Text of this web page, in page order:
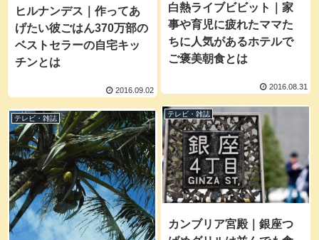
ヒルナンデス｜作ってあ
げたい彼ごはん370万部の
ベストセラーの自宅キッ
チンとは
2016.09.02
白熱ライブビビット｜家
事や育児に疲れたママた
ちに人気があるホテルで
ご褒美朝食とは
2016.08.31
テレビ・雑誌
カンブリア宮殿｜銀座つ
テレビ・雑誌